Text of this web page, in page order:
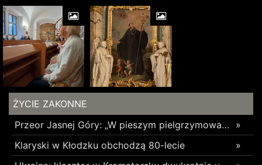
ŻYCIE ZAKONNE
»
Przeor Jasnej Góry: „W pieszym pielgrzymowaniu jest coś niezwykłego”
»
Klaryski w Kłodzku obchodzą 80-lecie